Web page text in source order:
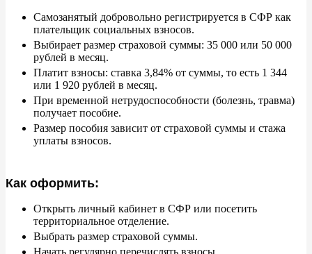
Самозанятый добровольно регистрируется в СФР как
плательщик социальных взносов.
Выбирает размер страховой суммы: 35 000 или 50 000
рублей в месяц.
Платит взносы: ставка 3,84% от суммы, то есть 1 344
или 1 920 рублей в месяц.
При временной нетрудоспособности (болезнь, травма)
получает пособие.
Размер пособия зависит от страховой суммы и стажа
уплаты взносов.
Как оформить:
Открыть личный кабинет в СФР или посетить
территориальное отделение.
Выбрать размер страховой суммы.